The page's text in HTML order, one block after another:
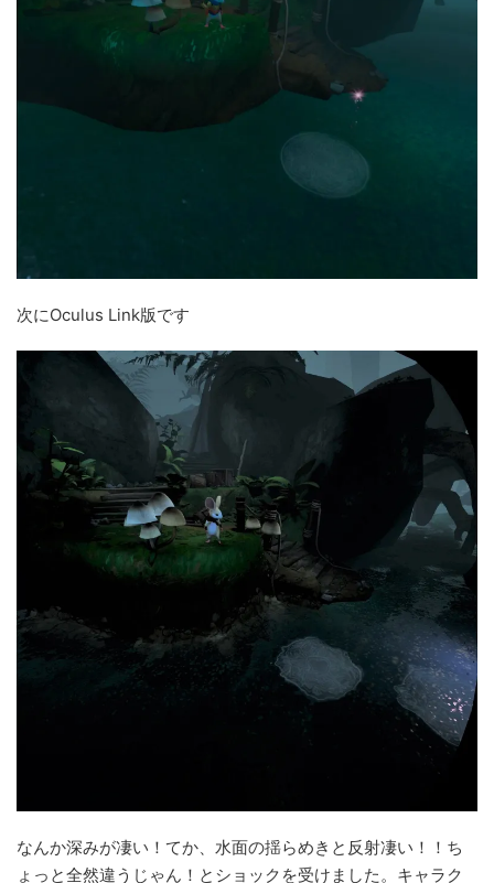
次にOculus Link版です
なんか深みが凄い！てか、水面の揺らめきと反射凄い！！ち
ょっと全然違うじゃん！とショックを受けました。キャラク